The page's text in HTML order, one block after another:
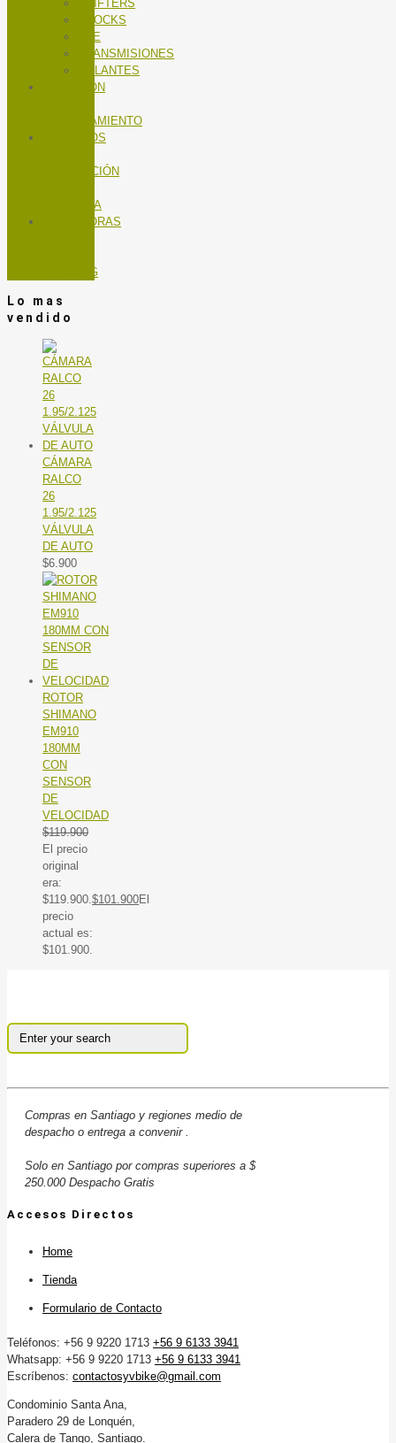
SHIFTERS
SHOCKS
TEE
TRANSMISIONES
VOLANTES
NUTRICIÓN
ENTRENAMIENTO
SERVICIOS
MANTENCIÓN
BICICLETA
TROTADORAS
SPINNING
Lo mas
vendido
CÁMARA
RALCO
26
1.95/2.125
VÁLVULA
DE AUTO
$6.900
ROTOR
SHIMANO
EM910
180MM
CON
SENSOR
DE
VELOCIDAD
$119.900
El precio
original
era:
$119.900. $101.900El
precio
actual es:
$101.900.
Compras en Santiago y regiones medio de
despacho o entrega a convenir .
Solo en Santiago por compras superiores a $
250.000 Despacho Gratis
Accesos Directos
Home
Tienda
Formulario de Contacto
Teléfonos: +56 9 9220 1713 +56 9 6133 3941
Whatsapp: +56 9 9220 1713 +56 9 6133 3941
Escríbenos: contactosyvbike@gmail.com
Condominio Santa Ana,
Paradero 29 de Lonquén,
Calera de Tango, Santiago.